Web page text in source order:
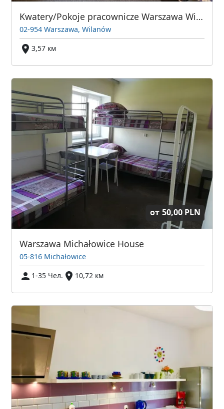
Kwatery/Pokoje pracownicze Warszawa Wilanów/Sadyba/Siekierki
02-954 Warszawa, Wilanów
3,57 км
от 50,00 PLN
Warszawa Michałowice House
05-816 Michałowice
1-35 Чел.
10,72 км